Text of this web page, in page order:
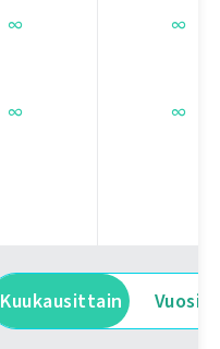
∞
∞
∞
∞
Kuukausittain